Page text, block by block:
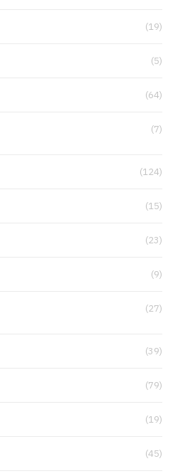
(19)
(5)
(64)
(7)
(124)
(15)
(23)
(9)
(27)
(39)
(79)
(19)
(45)